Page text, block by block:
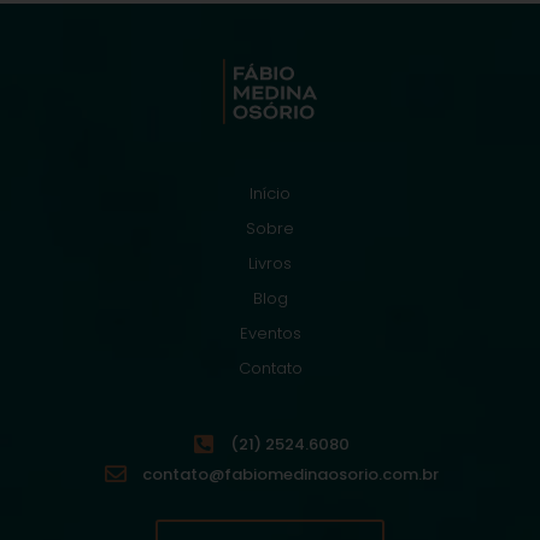
Início
Sobre
Livros
Blog
Eventos
Contato
(21) 2524.6080
contato@fabiomedinaosorio.com.br